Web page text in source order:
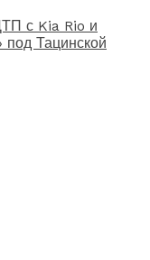
с Kia Rio и
Тацинской